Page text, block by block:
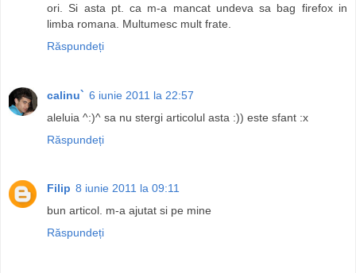
ori. Si asta pt. ca m-a mancat undeva sa bag firefox in
limba romana. Multumesc mult frate.
Răspundeți
calinu` 6 iunie 2011 la 22:57
aleluia ^:)^ sa nu stergi articolul asta :)) este sfant :x
Răspundeți
Filip 8 iunie 2011 la 09:11
bun articol. m-a ajutat si pe mine
Răspundeți